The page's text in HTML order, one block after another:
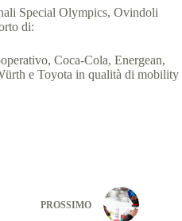
Special Olympics, Ovindoli
di:
Coca-Cola, Energean,
e Toyota in qualità di mobility
PROSSIMO